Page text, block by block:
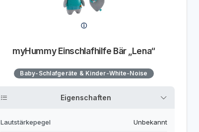
myHummy Einschlafhilfe Bär „Lena“
Baby-Schlafgeräte & Kinder-White-Noise
Eigenschaften
Lautstärkepegel Unbekannt